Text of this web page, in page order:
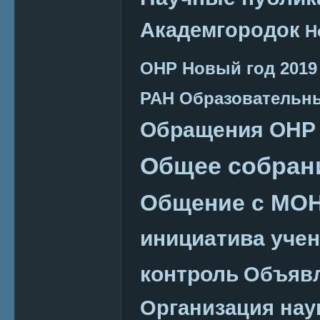
Академгородок
ОНР Новый год 2019
РАН
Обращения ОНР
Общее
Общение с
инициатива
контроль
Организация